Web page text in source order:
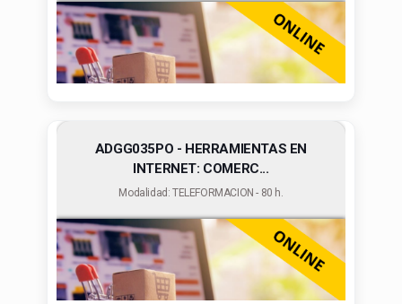
ADGG035PO - HERRAMIENTAS EN
INTERNET: COMERC...
Modalidad: TELEFORMACION - 80 h.